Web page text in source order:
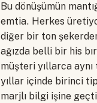
Bu dönüşümün
emtia. Herkes
diğer bir ton
ağızda belli bir his
müşteri yıllarca
yıllar içinde birinci
marjlı bilgi işine